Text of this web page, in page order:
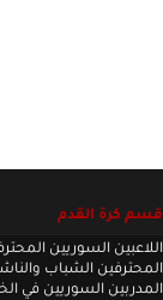
قسم كرة القدم
اللاعبين السوريين
المحترفين الشباب
المدربين السوريين في